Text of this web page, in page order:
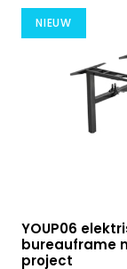
NIEUW
Bekijk
YOUP06
bureauframe
project